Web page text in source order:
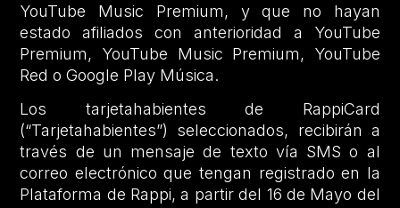
YouTube Music Premium, y que no hayan
estado afiliados con anterioridad a YouTube
Premium, YouTube Music Premium, YouTube
Red o Google Play Música.
Los tarjetahabientes de RappiCard
(“Tarjetahabientes”) seleccionados, recibirán a
través de un mensaje de texto vía SMS o al
correo electrónico que tengan registrado en la
Plataforma de Rappi, a partir del 16 de Mayo del